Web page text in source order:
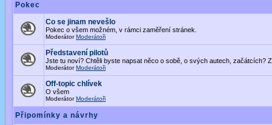
Pokec
Co se jinam nevešlo
Pokec o všem možném, v rámci zaměření stránek.
ModerátorModerátoři
Představení pilotů
Jste tu noví? Chtěli byste napsat něco o sobě, o svých autech, začátcích?
ModerátorModerátoři
Off-topic chlívek
O všem
ModerátorModerátoři
Připomínky a návrhy